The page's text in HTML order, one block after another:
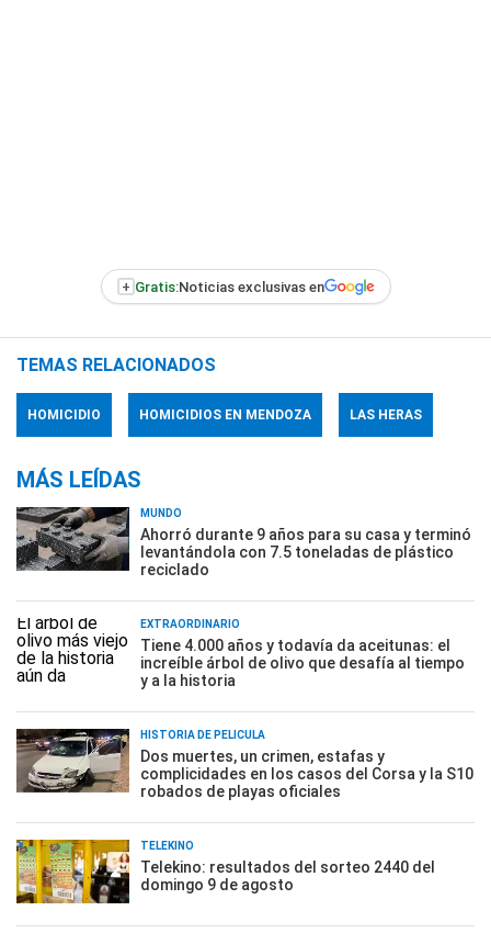
+ Gratis:Noticias exclusivas en
TEMAS RELACIONADOS
HOMICIDIO HOMICIDIOS EN MENDOZA LAS HERAS
MÁS LEÍDAS
MUNDO
Ahorró durante 9 años para su casa y terminó
levantándola con 7.5 toneladas de plástico
reciclado
EXTRAORDINARIO
Tiene 4.000 años y todavía da aceitunas: el
increíble árbol de olivo que desafía al tiempo
y a la historia
HISTORIA DE PELÍCULA
Dos muertes, un crimen, estafas y
complicidades en los casos del Corsa y la S10
robados de playas oficiales
TELEKINO
Telekino: resultados del sorteo 2440 del
domingo 9 de agosto